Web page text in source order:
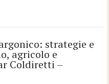
strategie e
agricolo e
Coldiretti –